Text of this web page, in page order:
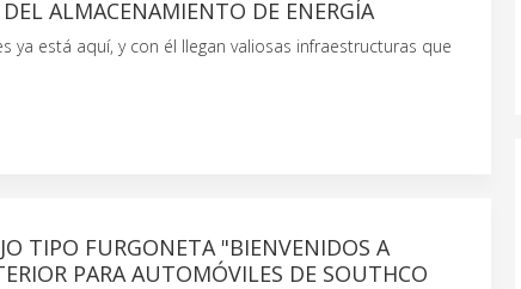
ALMACENAMIENTO DE ENERGÍA
ya está aquí, y con él llegan valiosas infraestructuras que
TIPO FURGONETA "BIENVENIDOS A
PARA AUTOMÓVILES DE SOUTHCO